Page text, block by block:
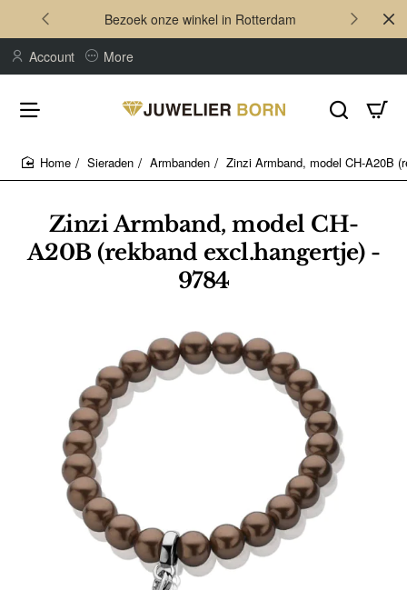
Bezoek onze winkel in Rotterdam
Account More
Zinzi Armband, model CH-
A20B (rekband excl.hangertje) -
9784
Sieraden Armbanden Zinzi Armband, model CH-A20B